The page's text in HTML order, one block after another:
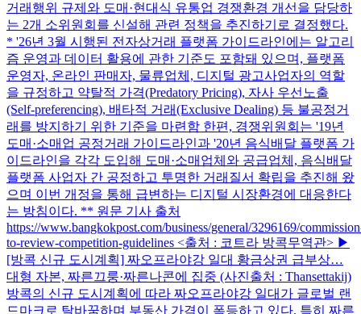
거래행위 규제와 도매·현대식 유통업 경쟁환경 개선을 담당하
는 2개 소위원회를 신설해 관련 정책을 추진하기로 결정했다.
* '26년 3월 시행된 전자상거래 플랫폼 가이드라인에는 알고리
즘 운영과 데이터 활용에 관한 기준도 포함돼 있으며, 플랫폼
운영자, 온라인 판매자, 물류업체, 디지털 광고사업자의 역할
을 규정하고 약탈적 가격(Predatory Pricing), 자사 우선노출
(Self-preferencing), 배타적 거래(Exclusive Dealing) 등 불공정거
래를 방지하기 위한 기준을 마련함 한편, 경쟁위원회는 '19년
도매·소매업 공정거래 가이드라인과 '20년 음식배달 플랫폼 가
이드라인을 각각 도입해 도매·소매업체와 공급업체, 음식배달
플랫폼 사업자 간 공정하고 투명한 거래질서 확립을 추진해 왔
으며 이번 개정을 통해 급변하는 디지털 시장환경에 대응한다
는 방침이다. ** 원문 기사 출처
https://www.bangkokpost.com/business/general/3296169/
to-review-competition-guidelines <출처 : 코트라 방콕무역관> ▶
[방콕 신규 도시계획] 짜오프라야강 일대 황금상권 급부상…
대형 자본, 짜른끄룽·짜른나콘에 집중 (사진출처 : Thansettakij)
방콕의 신규 도시계획에 따라 짜오프라야강 일대가 글로벌 랜
드마크로 탈바꿈하며 부동산 가격이 폭등하고 있다. 특히 짜른